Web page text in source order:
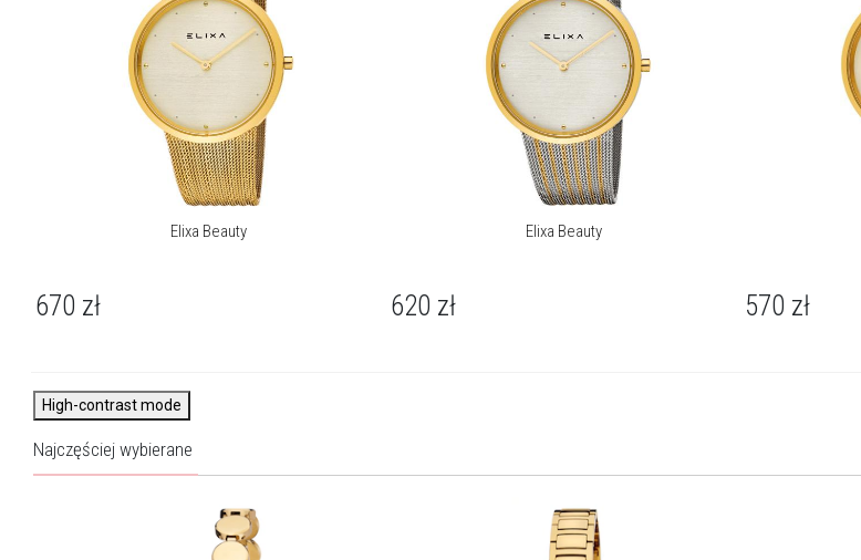
hołd kobiecości – barwnej, różnorodnej, intrygującej.
Więcej o marce
Elixa Beauty
670 zł
Elixa Beauty
620 zł 570 zł
High-contrast mode
Najczęściej wybierane